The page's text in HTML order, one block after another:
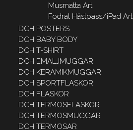
Musmatta Art
Fodral Hästpass/iPad Art
DCH POSTERS
DCH BABY BODY
DCH T-SHIRT
DCH EMALJMUGGAR
DCH KERAMIKMUGGAR
DCH SPORTFLASKOR
DCH FLASKOR
DCH TERMOSFLASKOR
DCH TERMOSMUGGAR
DCH TERMOSAR